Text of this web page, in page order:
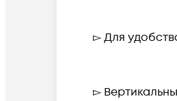
▻ Для
▻